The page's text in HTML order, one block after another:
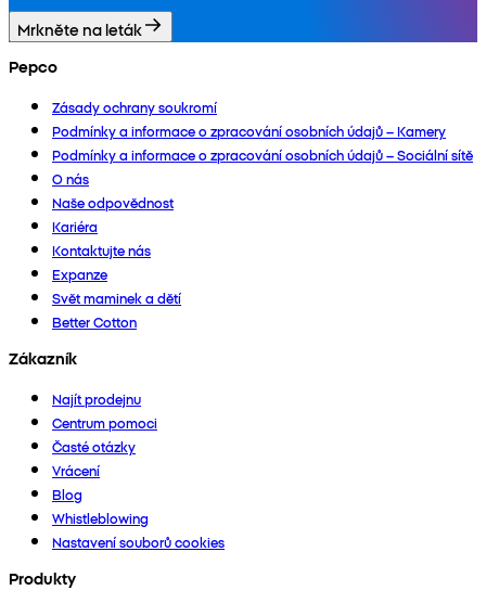
Mrkněte na leták
Pepco
Zásady ochrany soukromí
Podmínky a informace o zpracování osobních údajů – Kamery
Podmínky a informace o zpracování osobních údajů – Sociální sítě
O nás
Naše odpovědnost
Kariéra
Kontaktujte nás
Expanze
Svět maminek a dětí
Better Cotton
Zákazník
Najít prodejnu
Centrum pomoci
Časté otázky
Vrácení
Blog
Whistleblowing
Nastavení souborů cookies
Produkty